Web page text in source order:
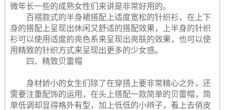
微年长一些的成熟女性们来讲是非常好用的。
百褶款式的半身裙搭配上适度宽松的针织衫，在上下
身的搭配上呈现出休闲又舒适的搭配效果，上半身的针织
衫可以使用适度的亮色系来呈现出亮肤的效果，也可以使
用精致的针织方式来呈现出更多的少女感。
四、精致贝雷帽
身材娇小的女生们除了在穿搭上要非常精心之外，还
需要注重配饰的运用，在头上搭配一款简单的贝雷帽，简
单低调却显得格外有型，加上低低的小辫子，看上去俏皮